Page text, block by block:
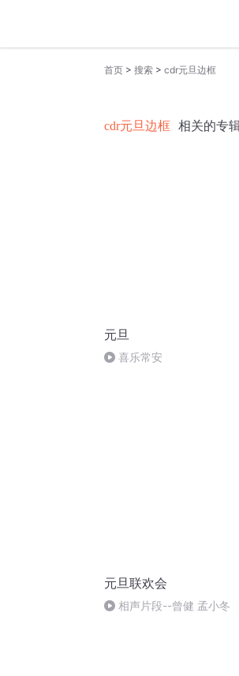
首页 > 搜索 > cdr元旦边框
cdr元旦边框 相关的专
元旦
喜乐常安
元旦联欢会
相声片段--曾健 孟小冬